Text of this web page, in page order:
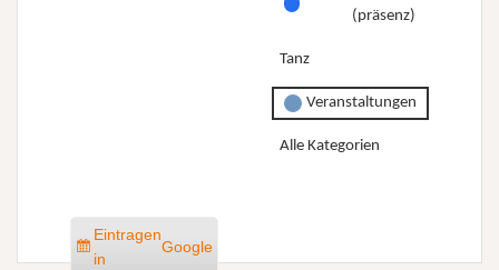
(präsenz)
Tanz
Veranstaltungen
Alle Kategorien
Eintragen
in
Google